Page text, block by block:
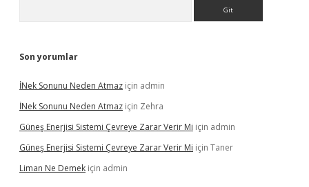
Son yorumlar
İNek Sonunu Neden Atmaz için admin
İNek Sonunu Neden Atmaz için Zehra
Güneş Enerjisi Sistemi Çevreye Zarar Verir Mi için admin
Güneş Enerjisi Sistemi Çevreye Zarar Verir Mi için Taner
Liman Ne Demek için admin